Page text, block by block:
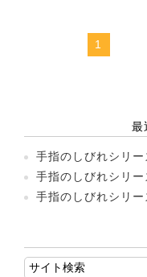
1
最
手指のしびれシリー
手指のしびれシリー
手指のしびれシリー